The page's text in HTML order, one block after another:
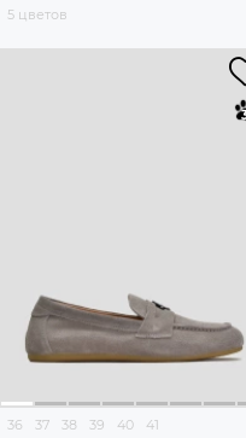
5 цветов
36 37 38 39 40 41